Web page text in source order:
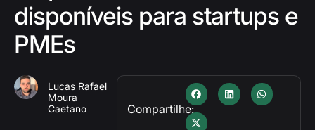
disponíveis para startups e
PMEs
Lucas Rafael
Moura
Caetano
Compartilhe: